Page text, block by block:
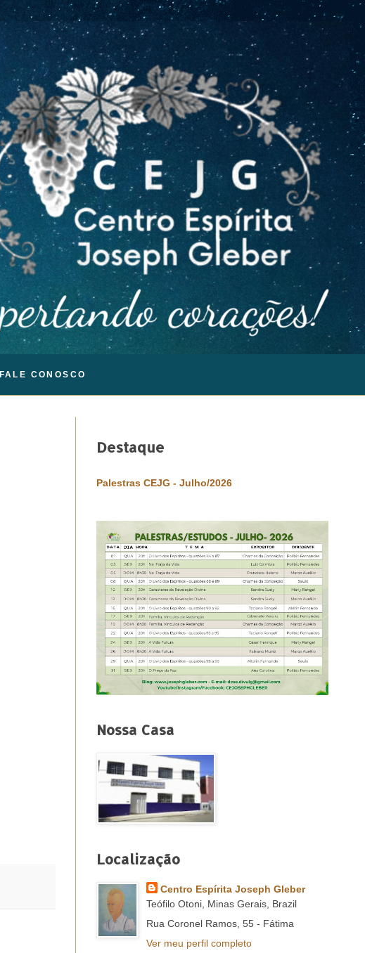
FALE CONOSCO
Destaque
Palestras CEJG - Julho/2026
Nossa Casa
Localização
Centro Espírita Joseph Gleber
Teófilo Otoni, Minas Gerais, Brazil
Rua Coronel Ramos, 55 - Fátima
Ver meu perfil completo